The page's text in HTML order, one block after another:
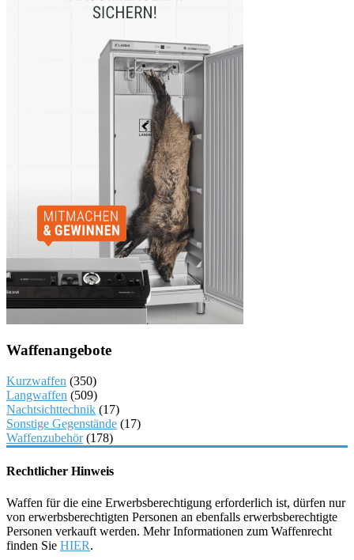
Waffenangebote
Kurzwaffen (350)
Langwaffen (509)
Nachtsichttechnik (17)
Sonstige Gegenstände (17)
Waffenzubehör(178)
Rechtlicher Hinweis
Waffen für die eine Erwerbsberechtigung erforderlich ist, dürfen nur
von erwerbsberechtigten Personen an ebenfalls erwerbsberechtigte
Personen verkauft werden. Mehr Informationen zum Waffenrecht
finden Sie HIER.